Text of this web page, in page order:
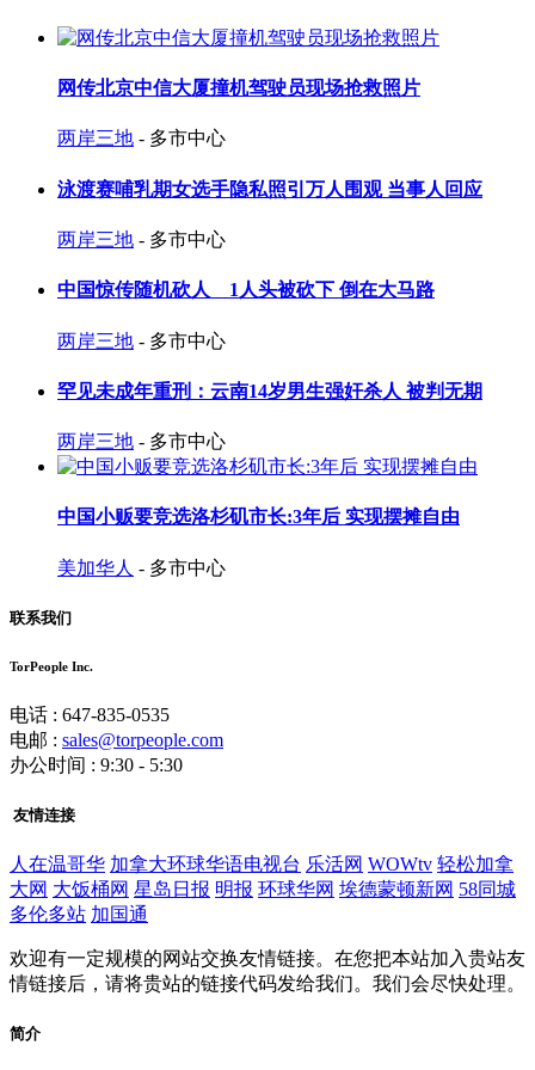
网传北京中信大厦撞机驾驶员现场抢救照片
两岸三地 - 多市中心
泳渡赛哺乳期女选手隐私照引万人围观 当事人回应
两岸三地 - 多市中心
中国惊传随机砍人 1人头被砍下 倒在大马路
两岸三地 - 多市中心
罕见未成年重刑：云南14岁男生强奸杀人 被判无期
两岸三地 - 多市中心
中国小贩要竞选洛杉矶市长:3年后 实现摆摊自由
美加华人 - 多市中心
联系我们
TorPeople Inc.
电话 : 647-835-0535
电邮 : sales@torpeople.com
办公时间 : 9:30 - 5:30
友情连接
人在温哥华 加拿大环球华语电视台 乐活网 WOWtv 轻松加拿
大网 大饭桶网 星岛日报 明报 环球华网 埃德蒙顿新网 58同城
多伦多站 加国通
欢迎有一定规模的网站交换友情链接。在您把本站加入贵站友
情链接后，请将贵站的链接代码发给我们。我们会尽快处理。
简介